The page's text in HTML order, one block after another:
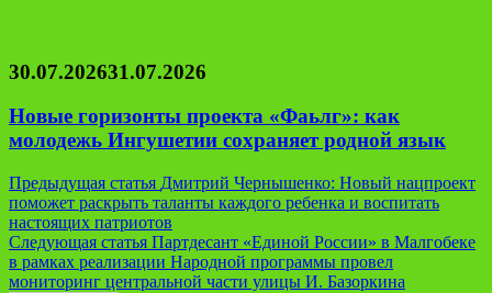
30.07.202631.07.2026
Новые горизонты проекта «Фаьлг»: как
молодежь Ингушетии сохраняет родной язык
Навигация
по
записям
Предыдущая статья Дмитрий Чернышенко: Новый нацпроект
поможет раскрыть таланты каждого ребенка и воспитать
настоящих патриотов
Следующая статья Партдесант «Единой России» в Малгобеке
в рамках реализации Народной программы провел
мониторинг центральной части улицы И. Базоркина